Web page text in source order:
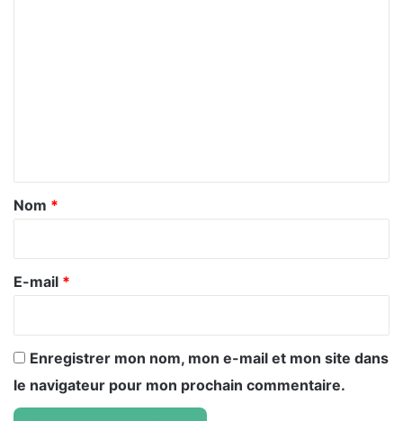
a
r
e
Nom *
E-mail *
Enregistrer mon nom, mon e-mail et mon site dans
le navigateur pour mon prochain commentaire.